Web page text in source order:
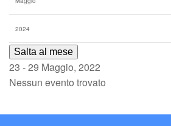
Salta al mese
23 - 29 Maggio, 2022
Nessun evento trovato